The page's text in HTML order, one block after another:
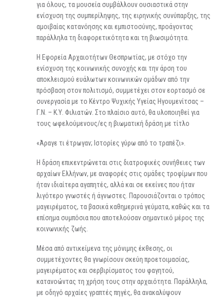
για όλους, τα μουσεία συμβάλλουν ουσιαστικά στην
ενίσχυση της συμπερίληψης, της ειρηνικής συνύπαρξης, της
αμοιβαίας κατανόησης και εμπιστοσύνης, προάγοντας
παράλληλα τη διαφορετικότητα και τη βιωσιμότητα.
Η Εφορεία Αρχαιοτήτων Θεσπρωτίας, με στόχο την
ενίσχυση της κοινωνικής συνοχής και την άρση του
αποκλεισμού ευάλωτων κοινωνικών ομάδων από την
πρόσβαση στον πολιτισμό, συμμετέχει στον εορτασμό σε
συνεργασία με το Κέντρο Ψυχικής Υγείας Ηγουμενίτσας –
Γ.Ν. – Κ.Υ. Φιλιατών. Στο πλαίσιο αυτό, θα υλοποιηθεί για
τους ωφελούμενους/ες η βιωματική δράση με τίτλο
«Άραγε τι έτρωγαν; Ιστορίες γύρω από το τραπέζι».
Η δράση επικεντρώνεται στις διατροφικές συνήθειες των
αρχαίων Ελλήνων, με αναφορές στις ομάδες τροφίμων που
ήταν ιδιαίτερα αγαπητές, αλλά και σε εκείνες που ήταν
λιγότερο γνωστές ή άγνωστες. Παρουσιάζονται ο τρόπος
μαγειρέματος, τα βασικά καθημερινά γεύματα, καθώς και τα
επίσημα συμπόσια που αποτελούσαν σημαντικό μέρος της
κοινωνικής ζωής.
Μέσα από αντικείμενα της μόνιμης έκθεσης, οι
συμμετέχοντες θα γνωρίσουν σκεύη προετοιμασίας,
μαγειρέματος και σερβιρίσματος του φαγητού,
κατανοώντας τη χρήση τους στην αρχαιότητα. Παράλληλα,
με οδηγό αρχαίες γραπτές πηγές, θα ανακαλύψουν